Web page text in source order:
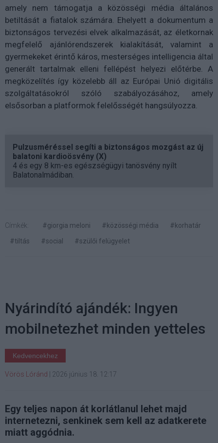
amely nem támogatja a közösségi média általános
betiltását a fiatalok számára. Ehelyett a dokumentum a
biztonságos tervezési elvek alkalmazását, az életkornak
megfelelő ajánlórendszerek kialakítását, valamint a
gyermekeket érintő káros, mesterséges intelligencia által
generált tartalmak elleni fellépést helyezi előtérbe. A
megközelítés így közelebb áll az Európai Unió digitális
szolgáltatásokról szóló szabályozásához, amely
elsősorban a platformok felelősségét hangsúlyozza.
Pulzusméréssel segíti a biztonságos mozgást az új
balatoni kardioösvény (X)
4 és egy 8 km-es egészségügyi tanösvény nyílt
Balatonalmádiban.
Címkék: #giorgia meloni #közösségi média
#korhatár
#tiltás
#social #szülői felügyelet
Nyárindító ajándék: Ingyen
mobilnetezhet minden yetteles
Kedvencekhez
Vörös Lóránd 2026 június 18. 12:17
Egy teljes napon át korlátlanul lehet majd
internetezni, senkinek sem kell az adatkerete
miatt aggódnia.